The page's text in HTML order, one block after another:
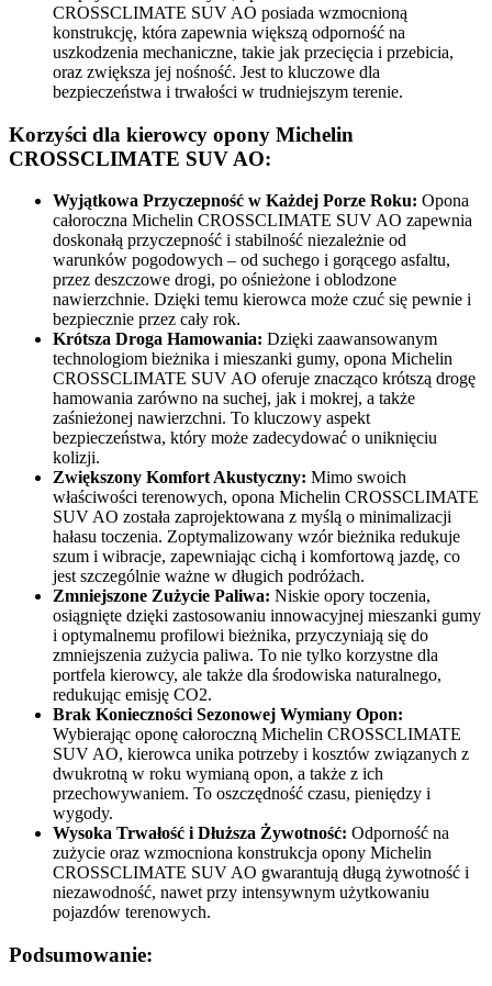
CROSSCLIMATE SUV AO posiada wzmocnioną
konstrukcję, która zapewnia większą odporność na
uszkodzenia mechaniczne, takie jak przecięcia i przebicia,
oraz zwiększa jej nośność. Jest to kluczowe dla
bezpieczeństwa i trwałości w trudniejszym terenie.
Korzyści dla kierowcy opony Michelin
CROSSCLIMATE SUV AO:
Wyjątkowa Przyczepność w Każdej Porze Roku: Opona
całoroczna Michelin CROSSCLIMATE SUV AO zapewnia
doskonałą przyczepność i stabilność niezależnie od
warunków pogodowych – od suchego i gorącego asfaltu,
przez deszczowe drogi, po ośnieżone i oblodzone
nawierzchnie. Dzięki temu kierowca może czuć się pewnie i
bezpiecznie przez cały rok.
Krótsza Droga Hamowania: Dzięki zaawansowanym
technologiom bieżnika i mieszanki gumy, opona Michelin
CROSSCLIMATE SUV AO oferuje znacząco krótszą drogę
hamowania zarówno na suchej, jak i mokrej, a także
zaśnieżonej nawierzchni. To kluczowy aspekt
bezpieczeństwa, który może zadecydować o uniknięciu
kolizji.
Zwiększony Komfort Akustyczny: Mimo swoich
właściwości terenowych, opona Michelin CROSSCLIMATE
SUV AO została zaprojektowana z myślą o minimalizacji
hałasu toczenia. Zoptymalizowany wzór bieżnika redukuje
szum i wibracje, zapewniając cichą i komfortową jazdę, co
jest szczególnie ważne w długich podróżach.
Zmniejszone Zużycie Paliwa: Niskie opory toczenia,
osiągnięte dzięki zastosowaniu innowacyjnej mieszanki gumy
i optymalnemu profilowi bieżnika, przyczyniają się do
zmniejszenia zużycia paliwa. To nie tylko korzystne dla
portfela kierowcy, ale także dla środowiska naturalnego,
redukując emisję CO2.
Brak Konieczności Sezonowej Wymiany Opon:
Wybierając oponę całoroczną Michelin CROSSCLIMATE
SUV AO, kierowca unika potrzeby i kosztów związanych z
dwukrotną w roku wymianą opon, a także z ich
przechowywaniem. To oszczędność czasu, pieniędzy i
wygody.
Wysoka Trwałość i Dłuższa Żywotność: Odporność na
zużycie oraz wzmocniona konstrukcja opony Michelin
CROSSCLIMATE SUV AO gwarantują długą żywotność i
niezawodność, nawet przy intensywnym użytkowaniu
pojazdów terenowych.
Podsumowanie: